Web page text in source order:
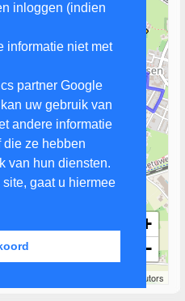
inloggen (indien
informatie niet met
partner Google
uw gebruik van
andere informatie
die ze hebben
van hun diensten.
gaat u hiermee
+
−
contributors